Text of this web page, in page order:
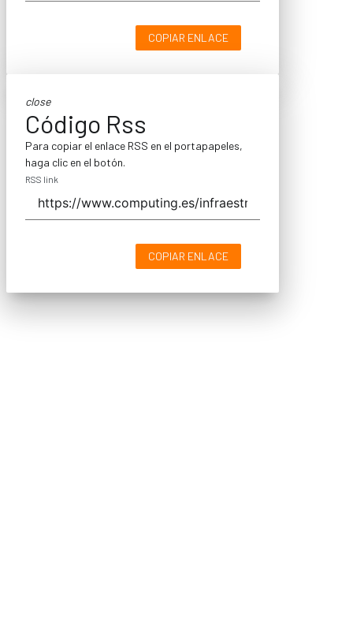
COPIAR ENLACE
close
Código Rss
Para copiar el enlace RSS en el portapapeles,
haga clic en el botón.
RSS link
COPIAR ENLACE